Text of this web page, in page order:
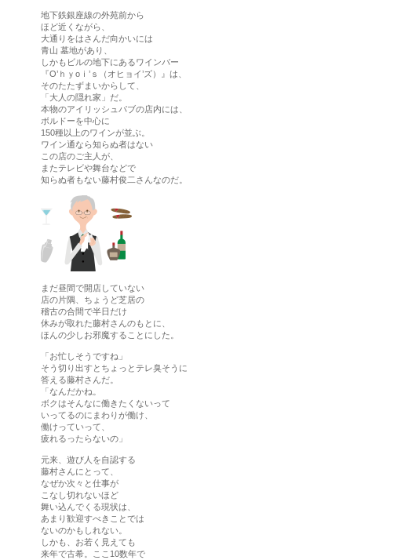
地下鉄銀座線の外苑前から
ほど近くながら、
大通りをはさんだ向かいには
青山 墓地があり、
しかもビルの地下にあるワインバー
『O’ｈｙoｉ’ｓ（オヒョイ’ズ）』は、
そのたたずまいからして、
「大人の隠れ家」だ。
本物のアイリッシュパブの店内には、
ボルドーを中心に
150種以上のワインが並ぶ。
ワイン通なら知らぬ者はない
この店のご主人が、
またテレビや舞台などで
知らぬ者もない藤村俊二さんなのだ。
まだ昼間で開店していない
店の片隅、ちょうど芝居の
稽古の合間で半日だけ
休みが取れた藤村さんのもとに、
ほんの少しお邪魔することにした。
「お忙しそうですね」
そう切り出すとちょっとテレ臭そうに
答える藤村さんだ。
「なんだかね。
ボクはそんなに働きたくないって
いってるのにまわりが働け、
働けっていって、
疲れるったらないの」
元来、遊び人を自認する
藤村さんにとって、
なぜか次々と仕事が
こなし切れないほど
舞い込んでくる現状は、
あまり歓迎すべきことでは
ないのかもしれない。
しかも、お若く見えても
来年で古希。ここ10数年で